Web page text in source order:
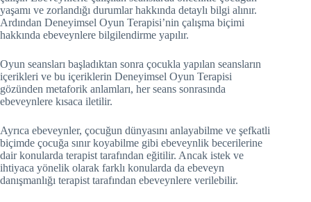
yaşamı ve zorlandığı durumlar hakkında detaylı bilgi alınır.
Ardından Deneyimsel Oyun Terapisi’nin çalışma biçimi
hakkında ebeveynlere bilgilendirme yapılır.
Oyun seansları başladıktan sonra çocukla yapılan seansların
içerikleri ve bu içeriklerin Deneyimsel Oyun Terapisi
gözünden metaforik anlamları, her seans sonrasında
ebeveynlere kısaca iletilir.
Ayrıca ebeveynler, çocuğun dünyasını anlayabilme ve şefkatli
biçimde çocuğa sınır koyabilme gibi ebeveynlik becerilerine
dair konularda terapist tarafından eğitilir. Ancak istek ve
ihtiyaca yönelik olarak farklı konularda da ebeveyn
danışmanlığı terapist tarafından ebeveynlere verilebilir.